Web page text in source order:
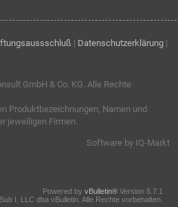
| Datenschutzerklärung |
GmbH & Co. KG. Alle Rechte
Produktbezeichnungen, Namen und
jeweiligen Firmen.
Software by IQ-Markt
Powered by vBulletin® Version 5.7.1
I, LLC dba vBulletin. Alle Rechte vorbehalten.